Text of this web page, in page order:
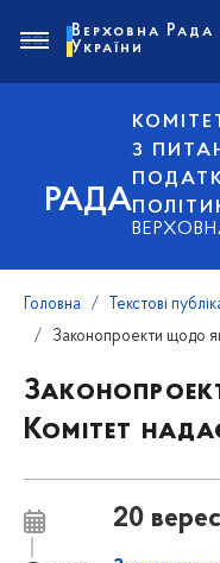
РАДА
З
Верховна Рада
України
Головна
Текстові
Законопроекти щодо
Комітет
20